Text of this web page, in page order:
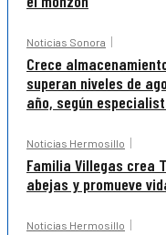
Noticias Sonora
Crece
superan niveles de
año, según
Noticias Hermosillo
Familia Villegas crea
abejas y promueve
Noticias Hermosillo